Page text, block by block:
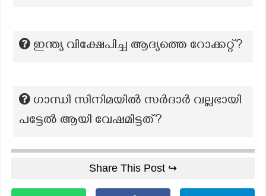
ഇന്ത്യ വിക്ഷേപിച്ച ആദ്യത്തെ റോക്കറ്റ്?
ഗാന്ധി സിനിമയിൽ സർദാർ വല്ലഭായി
പട്ടേൽ ആയി വേഷമിട്ടത്?
Share This Post ↪